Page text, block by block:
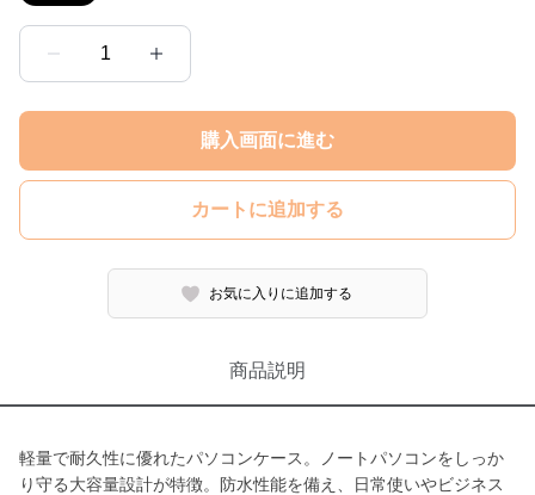
1
購入画面に進む
カートに追加する
お気に入りに追加する
商品説明
軽量で耐久性に優れたパソコンケース。ノートパソコンをしっか
り守る大容量設計が特徴。防水性能を備え、日常使いやビジネス